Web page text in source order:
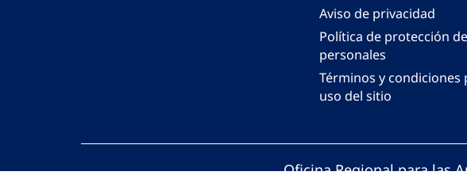
Aviso de privacidad
Política de protección
personales
Términos y condiciones
uso del sitio
Oficina Regional para las